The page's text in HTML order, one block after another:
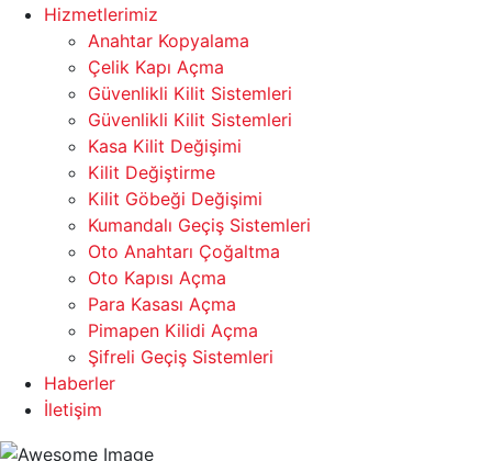
Hizmetlerimiz
Anahtar Kopyalama
Çelik Kapı Açma
Güvenlikli Kilit Sistemleri
Güvenlikli Kilit Sistemleri
Kasa Kilit Değişimi
Kilit Değiştirme
Kilit Göbeği Değişimi
Kumandalı Geçiş Sistemleri
Oto Anahtarı Çoğaltma
Oto Kapısı Açma
Para Kasası Açma
Pimapen Kilidi Açma
Şifreli Geçiş Sistemleri
Haberler
İletişim